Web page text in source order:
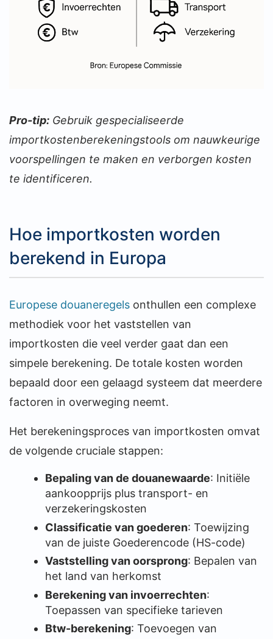
Pro-tip: Gebruik gespecialiseerde
importkostenberekeningstools om nauwkeurige
voorspellingen te maken en verborgen kosten
te identificeren.
Hoe importkosten worden
berekend in Europa
Europese douaneregels onthullen een complexe
methodiek voor het vaststellen van
importkosten die veel verder gaat dan een
simpele berekening. De totale kosten worden
bepaald door een gelaagd systeem dat meerdere
factoren in overweging neemt.
Het berekeningsproces van importkosten omvat
de volgende cruciale stappen:
Bepaling van de douanewaarde: Initiële
aankoopprijs plus transport- en
verzekeringskosten
Classificatie van goederen: Toewijzing
van de juiste Goederencode (HS-code)
Vaststelling van oorsprong: Bepalen van
het land van herkomst
Berekening van invoerrechten:
Toepassen van specifieke tarieven
Btw-berekening: Toevoegen van